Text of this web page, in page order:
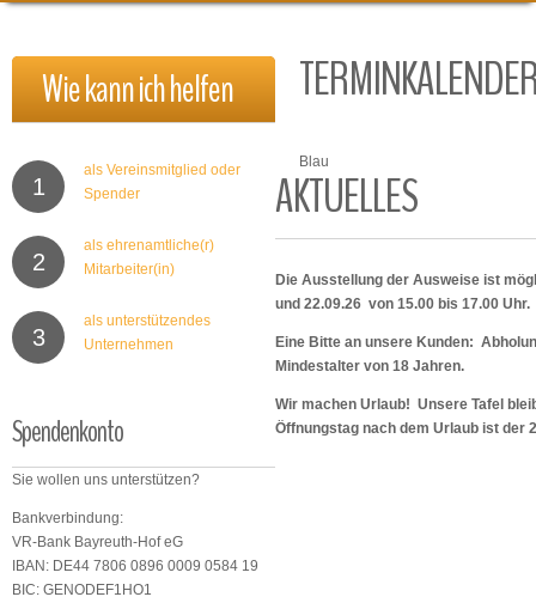
Wiekannichhelfen
1
als Vereinsmitglied oder
Spender
2
als ehrenamtliche(r)
Mitarbeiter(in)
3
als unterstützendes
Unternehmen
Spendenkonto
Sie wollen uns unterstützen?
Bankverbindung:
VR-Bank Bayreuth-Hof eG
IBAN: DE44 7806 0896 0009 0584 19
BIC: GENODEF1HO1
Blau
AKTUELLES
Die Ausstellung der Ausweise ist
und 22.09.26 von 15.00 bis 17.00 Uhr.
Eine Bitte an unsere Kunden:
Mindestalter von 18 Jahren.
Wir machen Urlaub! Unsere Tafel
Öffnungstag nach dem Urlaub ist der